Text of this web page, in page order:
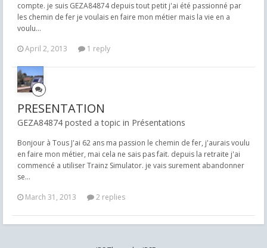
compte. je suis GEZA84874 depuis tout petit j'ai été passionné par
les chemin de fer je voulais en faire mon métier mais la vie en a
voulu...
April 2, 2013
1 reply
PRESENTATION
GEZA84874 posted a topic in Présentations
Bonjour à Tous J'ai 62 ans ma passion le chemin de fer, j'aurais voulu
en faire mon métier, mai cela ne sais pas fait. depuis la retraite j'ai
commencé a utiliser Trainz Simulator. je vais surement abandonner
se...
March 31, 2013
2 replies